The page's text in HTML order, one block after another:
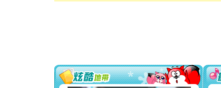
[圣诞节]
你太多
要平安！